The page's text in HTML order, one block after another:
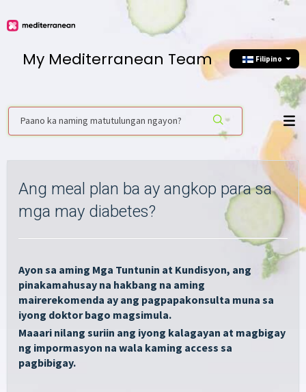
My Mediterranean Team Filipino
Ang meal plan ba ay angkop para sa
mga may diabetes?
Ayon sa aming Mga Tuntunin at Kundisyon, ang
pinakamahusay na hakbang na aming
mairerekomenda ay ang pagpapakonsulta muna sa
iyong doktor bago magsimula.
Maaari nilang suriin ang iyong kalagayan at magbigay
ng impormasyon na wala kaming access sa
pagbibigay.